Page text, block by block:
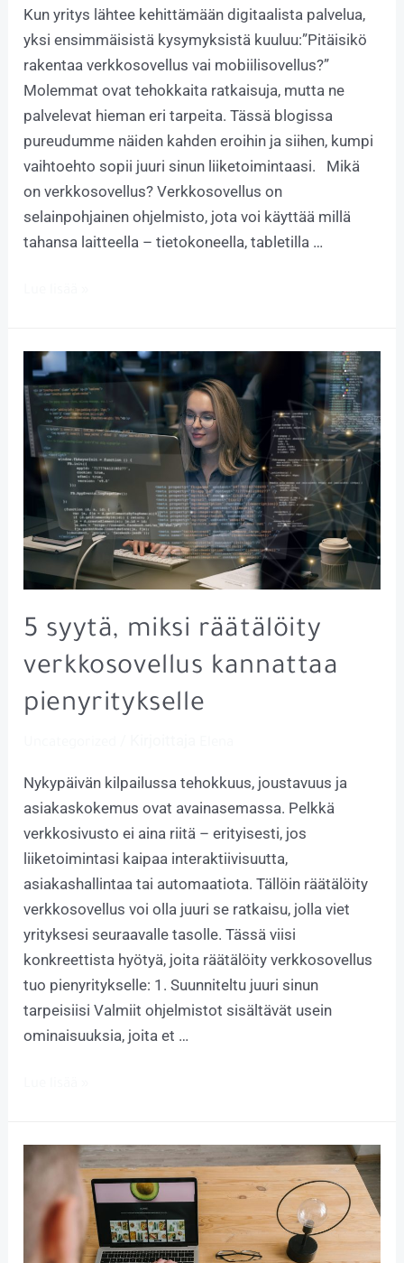
Kun yritys lähtee kehittämään digitaalista palvelua,
yksi ensimmäisistä kysymyksistä kuuluu:”Pitäisikö
rakentaa verkkosovellus vai mobiilisovellus?”
Molemmat ovat tehokkaita ratkaisuja, mutta ne
palvelevat hieman eri tarpeita. Tässä blogissa
pureudumme näiden kahden eroihin ja siihen, kumpi
vaihtoehto sopii juuri sinun liiketoimintaasi. Mikä
on verkkosovellus? Verkkosovellus on
selainpohjainen ohjelmisto, jota voi käyttää millä
tahansa laitteella – tietokoneella, tabletilla …
5 syytä, miksi räätälöity
verkkosovellus kannattaa
pienyritykselle
Nykypäivän kilpailussa tehokkuus, joustavuus ja
asiakaskokemus ovat avainasemassa. Pelkkä
verkkosivusto ei aina riitä – erityisesti, jos
liiketoimintasi kaipaa interaktiivisuutta,
asiakashallintaa tai automaatiota. Tällöin räätälöity
verkkosovellus voi olla juuri se ratkaisu, jolla viet
yrityksesi seuraavalle tasolle. Tässä viisi
konkreettista hyötyä, joita räätälöity verkkosovellus
tuo pienyritykselle: 1. Suunniteltu juuri sinun
tarpeisiisi Valmiit ohjelmistot sisältävät usein
ominaisuuksia, joita et …